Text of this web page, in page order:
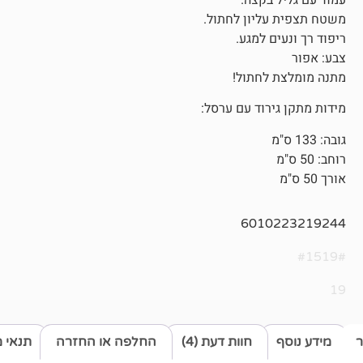
משטח תצפית עליון לחתול.
ריפוד רך ונעים למגע.
צבע: אפור
מתנה מומלצת לחתול!
מידות מתקן גירוד עם ערסל:
גובה: 133 ס"מ
רוחב: 50 ס"מ
אורך 50 ס"מ
6010223219244
#1519#
19
מידע נוסף חוות דעת (4) החלפה או החזרה